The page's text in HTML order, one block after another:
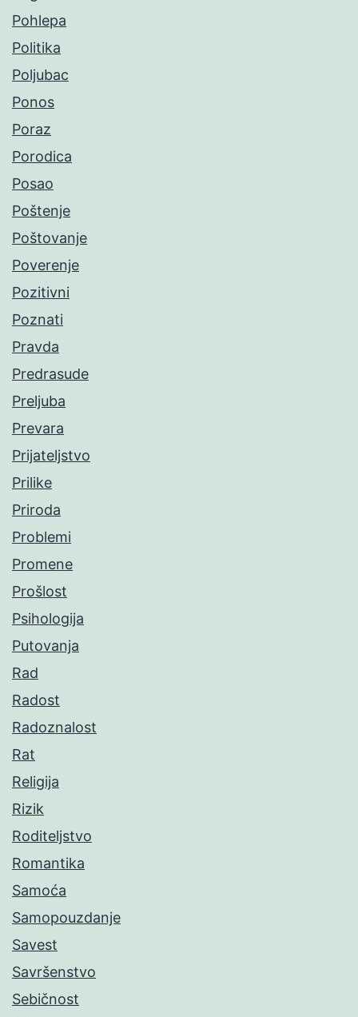
Pohlepa
Politika
Poljubac
Ponos
Poraz
Porodica
Posao
Poštenje
Poštovanje
Poverenje
Pozitivni
Poznati
Pravda
Predrasude
Preljuba
Prevara
Prijateljstvo
Prilike
Priroda
Problemi
Promene
Prošlost
Psihologija
Putovanja
Rad
Radost
Radoznalost
Rat
Religija
Rizik
Roditeljstvo
Romantika
Samoća
Samopouzdanje
Savest
Savršenstvo
Sebičnost